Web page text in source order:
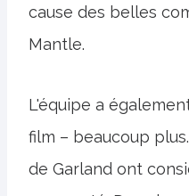
cause des belles
Mantle.
L'équipe a
film – beaucoup
de Garland ont